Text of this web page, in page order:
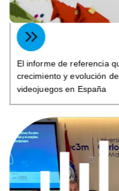
El informe de referencia
crecimiento y evolución
videojuegos en España